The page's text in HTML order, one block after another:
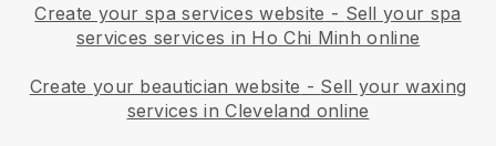
Create your spa services website - Sell your spa
services services in Ho Chi Minh online
Create your beautician website - Sell your waxing
services in Cleveland online